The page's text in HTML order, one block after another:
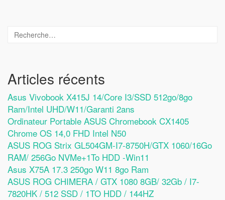
Articles récents
Asus Vivobook X415J 14/Core I3/SSD 512go/8go
Ram/Intel UHD/W11/Garanti 2ans
Ordinateur Portable ASUS Chromebook CX1405
Chrome OS 14,0 FHD Intel N50
ASUS ROG Strix GL504GM-I7-8750H/GTX 1060/16Go
RAM/ 256Go NVMe+1To HDD -Win11
Asus X75A 17.3 250go W11 8go Ram
ASUS ROG CHIMERA / GTX 1080 8GB/ 32Gb / I7-
7820HK / 512 SSD / 1TO HDD / 144HZ